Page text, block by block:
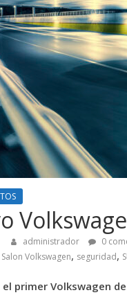
administrador 0
Salon Volkswagen, seguridad,
el primer Volkswagen